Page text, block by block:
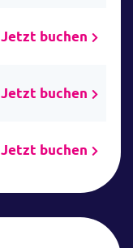
Jetzt buchen
Jetzt buchen
Jetzt buchen